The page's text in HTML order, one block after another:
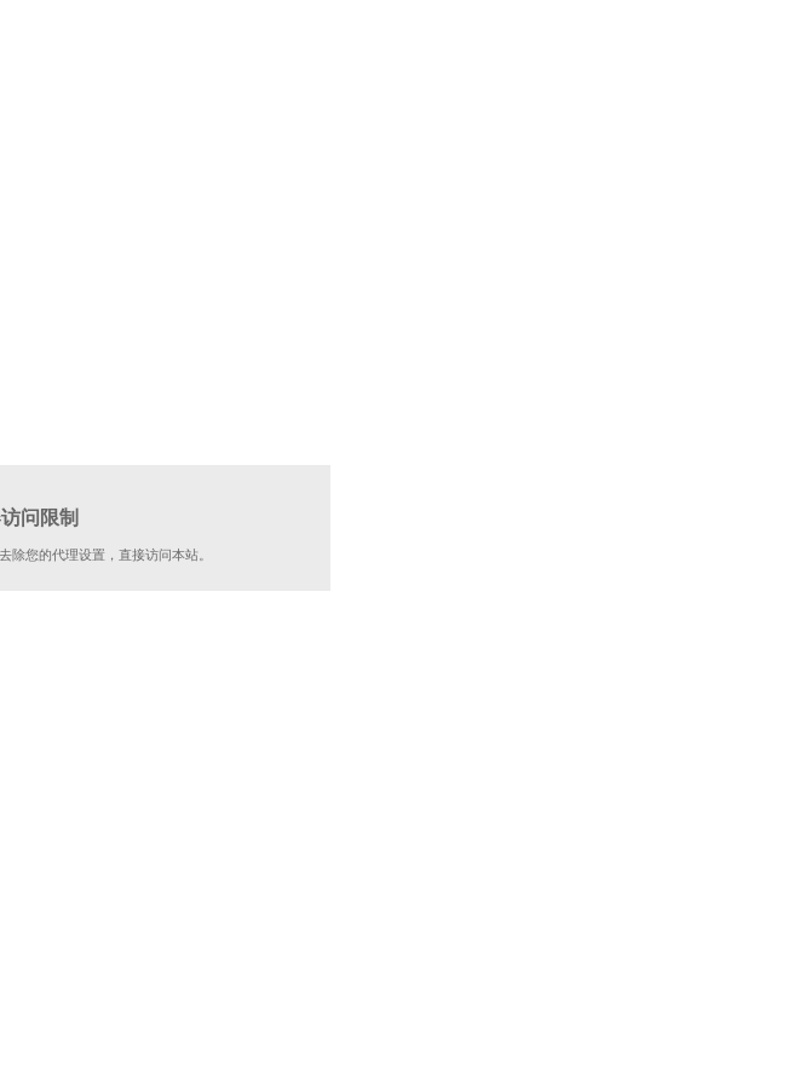
问限制
除您的代理设置，直接访问本站。